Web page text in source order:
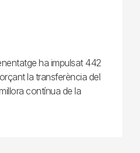
ha impulsat 442
la transferència del
contínua de la